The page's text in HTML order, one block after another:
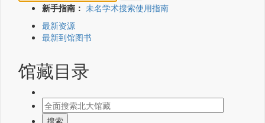
新手指南： 未名学术搜索使用指南
最新资源
最新到馆图书
馆藏目录